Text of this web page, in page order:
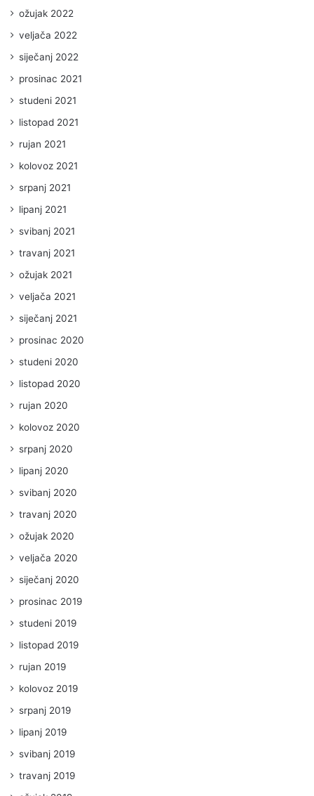
ožujak 2022
veljača 2022
siječanj 2022
prosinac 2021
studeni 2021
listopad 2021
rujan 2021
kolovoz 2021
srpanj 2021
lipanj 2021
svibanj 2021
travanj 2021
ožujak 2021
veljača 2021
siječanj 2021
prosinac 2020
studeni 2020
listopad 2020
rujan 2020
kolovoz 2020
srpanj 2020
lipanj 2020
svibanj 2020
travanj 2020
ožujak 2020
veljača 2020
siječanj 2020
prosinac 2019
studeni 2019
listopad 2019
rujan 2019
kolovoz 2019
srpanj 2019
lipanj 2019
svibanj 2019
travanj 2019